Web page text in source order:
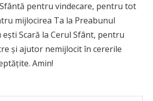
pentru vindecare, pentru tot
mijlocirea Ta la Preabunul
eşti Scară la Cerul Sfânt, pentru
şi ajutor nemijlocit în cererile
Amin!